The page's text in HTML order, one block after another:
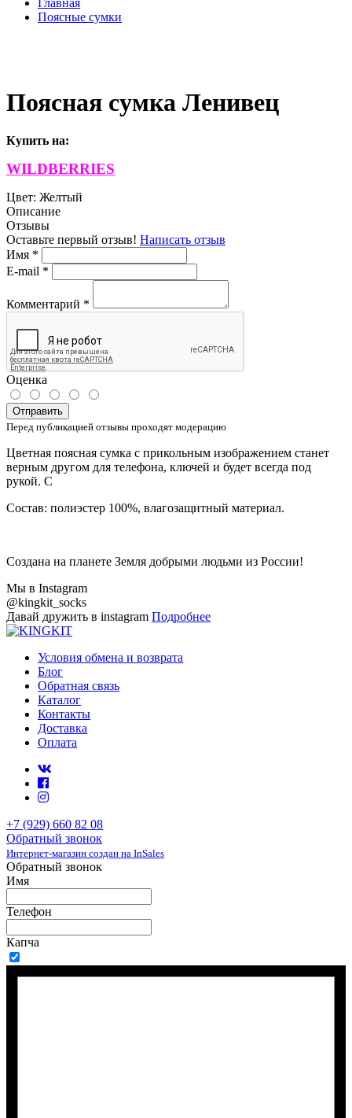
Главная
Поясные сумки
Поясная сумка Ленивец
Купить на:
WILDBERRIES
Цвет: Желтый
Описание
Отзывы
Оставьте первый отзыв! Написать отзыв
Имя *
E-mail *
Комментарий *
Оценка
Отправить
Перед публикацией отзывы проходят модерацию
Цветная поясная сумка с прикольным изображением станет
верным другом для телефона, ключей и будет всегда под
рукой. С
Состав: полиэстер 100%, влагозащитный материал.
Создана на планете Земля добрыми людьми из России!
Мы в Instagram
@kingkit_socks
Давай дружить в instagram Подробнее
Условия обмена и возврата
Блог
Обратная связь
Каталог
Контакты
Доставка
Оплата
+7 (929) 660 82 08
Обратный звонок
Интернет-магазин создан на InSales
Обратный звонок
Имя
Телефон
Капча